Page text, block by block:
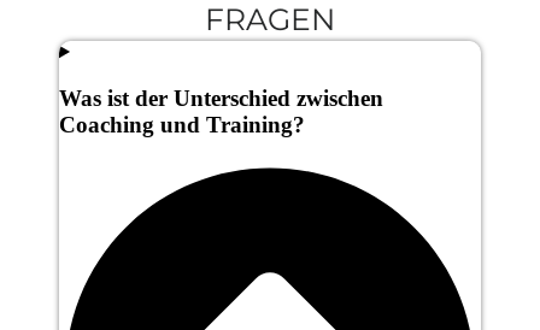
FRAGEN
Was ist der Unterschied zwischen
Coaching und Training?